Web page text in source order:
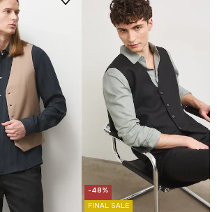
-48%
FINAL SALE